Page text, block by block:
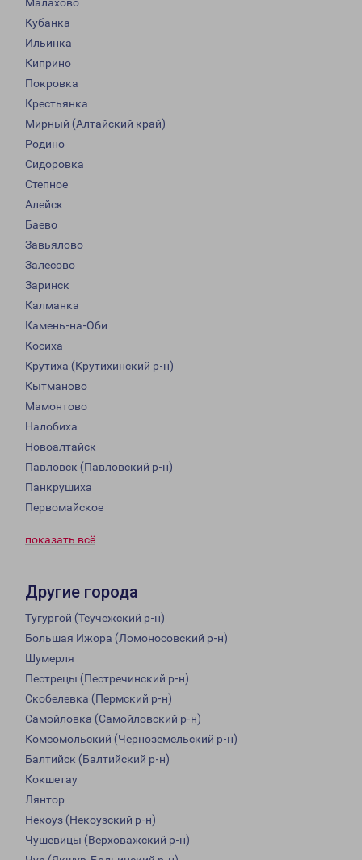
Малахово
Кубанка
Ильинка
Киприно
Покровка
Крестьянка
Мирный (Алтайский край)
Родино
Сидоровка
Степное
Алейск
Баево
Завьялово
Залесово
Заринск
Калманка
Камень-на-Оби
Косиха
Крутиха (Крутихинский р-н)
Кытманово
Мамонтово
Налобиха
Новоалтайск
Павловск (Павловский р-н)
Панкрушиха
Первомайское
показать всё
Другие города
Тугургой (Теучежский р-н)
Большая Ижора (Ломоносовский р-н)
Шумерля
Пестрецы (Пестречинский р-н)
Скобелевка (Пермский р-н)
Самойловка (Самойловский р-н)
Комсомольский (Черноземельский р-н)
Балтийск (Балтийский р-н)
Кокшетау
Лянтор
Некоуз (Некоузский р-н)
Чушевицы (Верховажский р-н)